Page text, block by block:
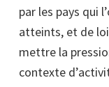
par les pays qui
atteints, et de
mettre la
contexte